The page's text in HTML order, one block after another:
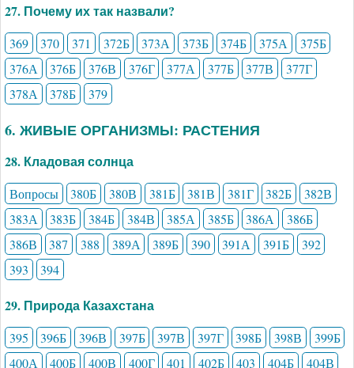
27. Почему их так назвали?
369 370 371 372Б 373А 373Б 374Б 375А
375Б
376А
376Б 376В 376Г 377А 377Б 377В
377Г
378А
378Б 379
6. ЖИВЫЕ ОРГАНИЗМЫ: РАСТЕНИЯ
28. Кладовая солнца
Вопросы 380Б 380В 381Б 381В 381Г 382Б
382В
383А
383Б 384Б 384В 385А 385Б 386А
386Б
386В
387 388 389А 389Б 390 391А 391Б
392
393
394
29. Природа Казахстана
395 396Б 396В 397Б 397В 397Г 398Б 398В
399Б
400А
400Б 400В 400Г 401 402Б 403 404Б 404В